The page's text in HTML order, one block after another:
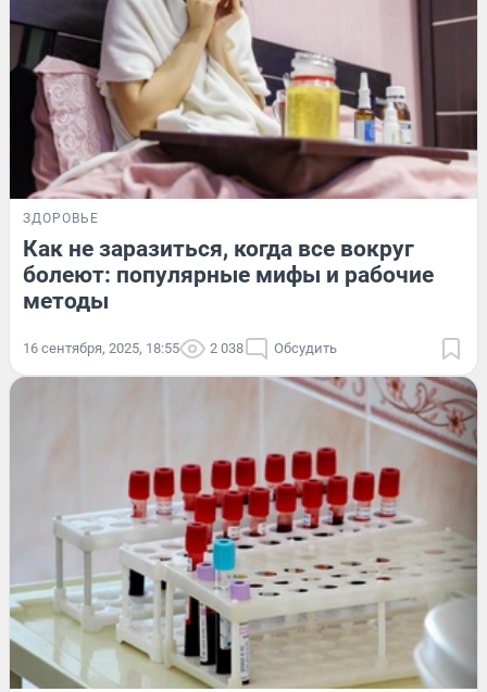
ЗДОРОВЬЕ
Как не заразиться, когда все вокруг
болеют: популярные мифы и рабочие
методы
16 сентября, 2025, 18:55 2 038 Обсудить